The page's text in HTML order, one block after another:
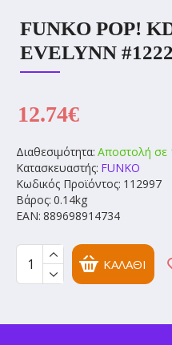
FUNKO POP!
EVELYNN
Διαθεσιμότητα: Αποστολή σε
Κατασκευαστής: FUNKO
Κωδικός Προϊόντος: 112997
Βάρος: 0.14kg
EAN: 889698914734
12.74€
ΚΑΛΆΘΙ